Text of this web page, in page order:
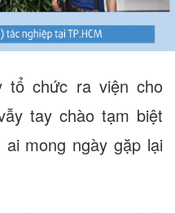
tổ chức ra viện cho
tay chào tạm biệt
mong ngày gặp lại